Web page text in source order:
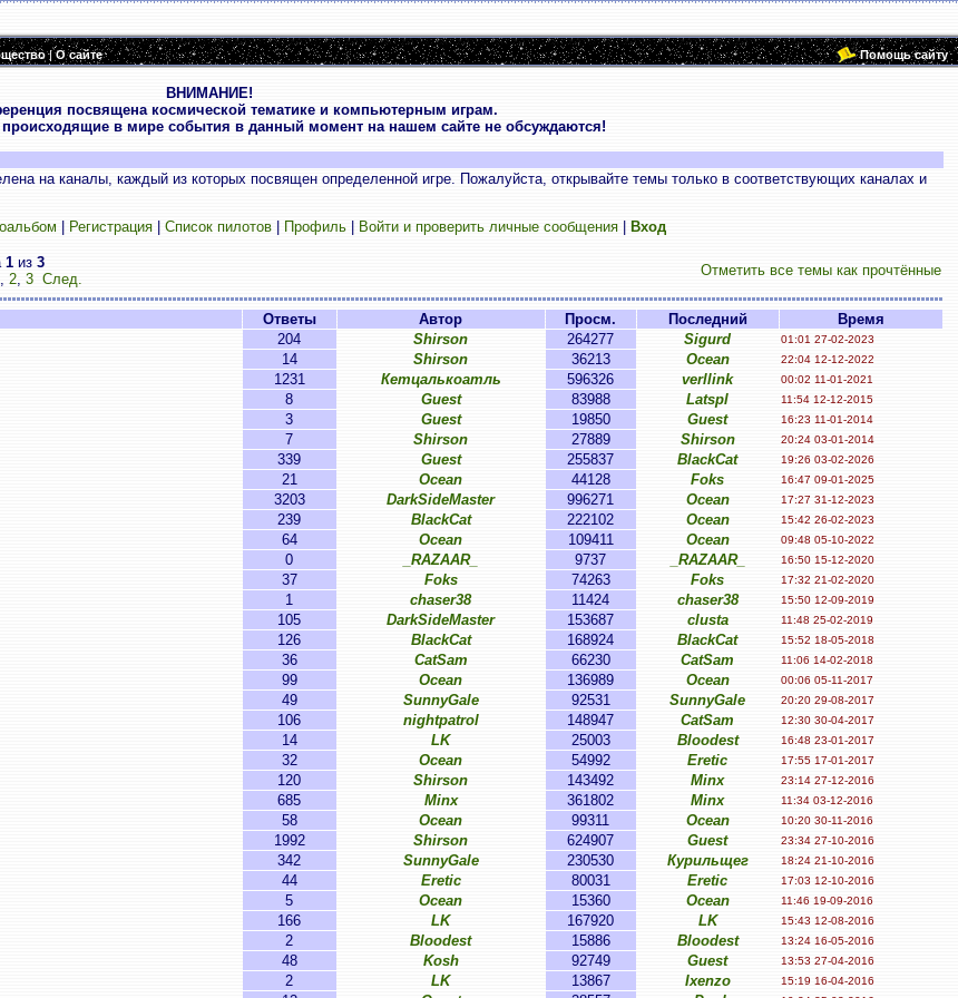
|О сайте Помощь сайту
ВНИМАНИЕ!
посвящена космической тематике и компьютерным играм.
в мире события в данный момент на нашем сайте не обсуждаются!
на каналы, каждый из которых посвящен определенной игре. Пожалуйста, открывайте темы только в соответствующих каналах и
Регистрация| Список пилотов| Профиль| Войти и проверить личные сообщения| Вход
1 из 3
, 2, 3 След.
Отметить все темы как прочтённые
Ответы Автор Просм. Последний
Время
204 Shirson 264277 Sigurd 01:01 27-02-2023
14 Shirson 36213 Ocean 22:04 12-12-2022
1231 Кетцалькоатль 596326 verllink 00:02 11-01-2021
8 Guest 83988 Latspl 11:54 12-12-2015
3 Guest 19850 Guest 16:23 11-01-2014
7 Shirson 27889 Shirson 20:24 03-01-2014
339 Guest 255837 BlackCat 19:26 03-02-2026
21 Ocean 44128 Foks 16:47 09-01-2025
3203 DarkSideMaster 996271 Ocean 17:27 31-12-2023
239 BlackCat 222102 Ocean 15:42 26-02-2023
64 Ocean 109411 Ocean 09:48 05-10-2022
0 _RAZAAR_ 9737 _RAZAAR_ 16:50 15-12-2020
37 Foks 74263 Foks 17:32 21-02-2020
1 chaser38 11424 chaser38 15:50 12-09-2019
105 DarkSideMaster 153687 clusta 11:48 25-02-2019
126 BlackCat 168924 BlackCat 15:52 18-05-2018
36 CatSam 66230 CatSam 11:06 14-02-2018
99 Ocean 136989 Ocean 00:06 05-11-2017
49 SunnyGale 92531 SunnyGale 20:20 29-08-2017
106 nightpatrol 148947 CatSam 12:30 30-04-2017
14 LK 25003 Bloodest 16:48 23-01-2017
32 Ocean 54992 Eretic 17:55 17-01-2017
120 Shirson 143492 Minx 23:14 27-12-2016
685 Minx 361802 Minx 11:34 03-12-2016
58 Ocean 99311 Ocean 10:20 30-11-2016
1992 Shirson 624907 Guest 23:34 27-10-2016
342 SunnyGale 230530 Курильщег 18:24 21-10-2016
44 Eretic 80031 Eretic 17:03 12-10-2016
5 Ocean 15360 Ocean 11:46 19-09-2016
166 LK 167920 LK 15:43 12-08-2016
2 Bloodest 15886 Bloodest 13:24 16-05-2016
48 Kosh 92749 Guest 13:53 27-04-2016
2 LK 13867 Ixenzo 15:19 16-04-2016